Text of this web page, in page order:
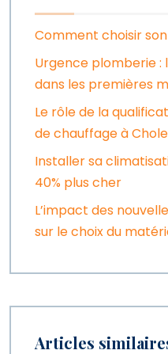
Comment choisir
Urgence plomberie :
dans les premières
Le rôle de la
de chauffage à
Installer sa
40% plus cher
L’impact des
sur le choix du
Articles